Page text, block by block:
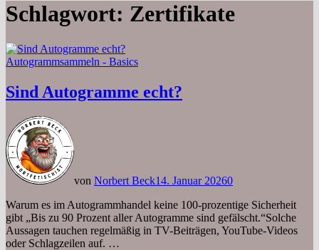
Schlagwort: Zertifikate
Autogrammsammeln - Basics
Sind Autogramme echt?
von Norbert Beck14. Januar 20260
Warum es im Autogrammhandel keine 100-prozentige Sicherheit
gibt „Bis zu 90 Prozent aller Autogramme sind gefälscht.“Solche
Aussagen tauchen regelmäßig in TV-Beiträgen, YouTube-Videos
oder Schlagzeilen auf. …